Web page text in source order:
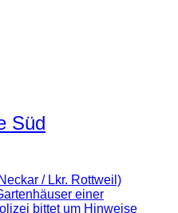
Süd
/ Lkr. Rottweil)
einer
bittet um Hinweise